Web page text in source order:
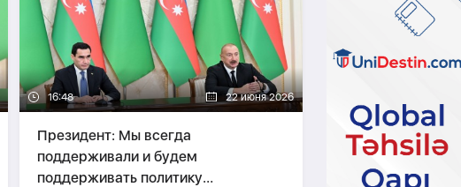
16:48 22 июня 2026
Президент: Мы всегда
поддерживали и будем
поддерживать политику